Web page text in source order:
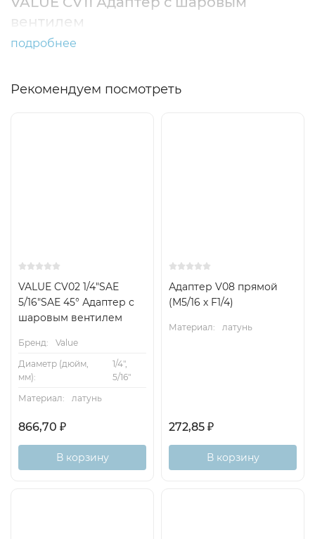
вентилем
подробнее
Рекомендуем посмотреть
VALUE CV02 1/4"SAE
5/16"SAE 45° Адаптер с
шаровым вентилем
Бренд:
Value
Диаметр (дюйм,
мм):
1/4",
5/16"
Материал:
латунь
866,70 ₽
В корзину
Адаптер V08 прямой
(M5/16 х F1/4)
Материал: латунь
272,85 ₽
В корзину